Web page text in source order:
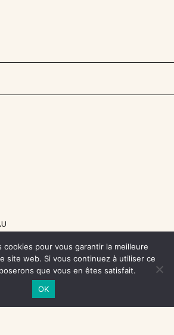
cookies pour vous garantir la meilleure
site web. Si vous continuez à utiliser ce
que vous en êtes satisfait.
OK